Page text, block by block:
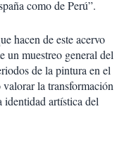
como de Perú”.
hacen de este acervo
un muestreo general del
de la pintura en el
la transformación
artística del